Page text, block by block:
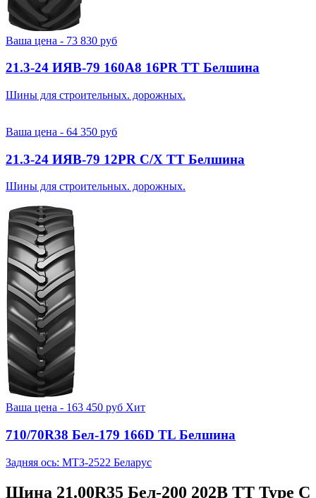
Ваша цена - 73 830 руб
21.3-24 ИЯВ-79 160A8 16PR TT Белшина
Шины для строительных. дорожных.
Ваша цена - 64 350 руб
21.3-24 ИЯВ-79 12PR С/Х TT Белшина
Шины для строительных. дорожных.
Ваша цена - 163 450 руб Хит
710/70R38 Бел-179 166D TL Белшина
Задняя ось: МТЗ-2522 Беларус
Шина 21.00R35 Бел-200 202B TT Type C